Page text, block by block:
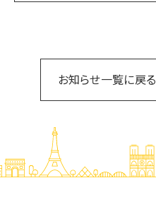
お知らせ一覧に戻る